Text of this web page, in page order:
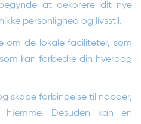
at dekorere dit nye
personlighed og livsstil.
om de lokale faciliteter, som
kan forbedre din hverdag
skabe forbindelse til naboer,
Desuden kan en